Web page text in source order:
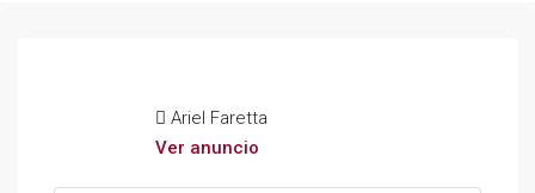
Ariel Faretta
Ver anuncio